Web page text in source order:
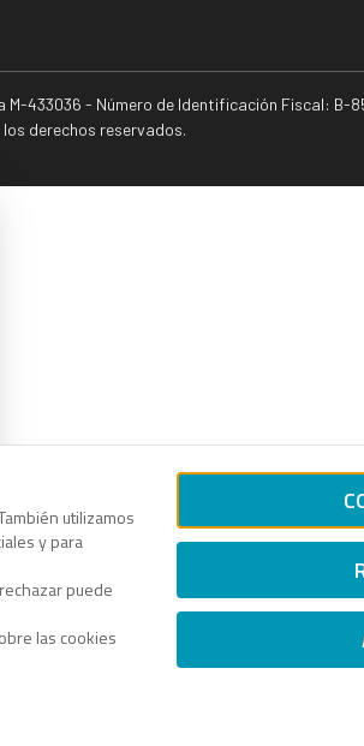
utilizamos
y para
puede
las cookies
M-433036 - Número de Identificación Fiscal: B-
derechos reservados.